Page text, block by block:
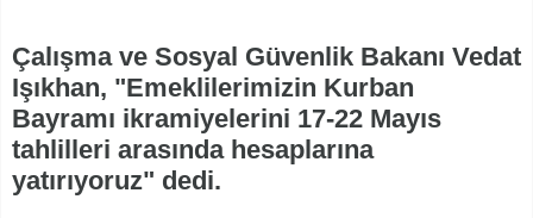
Çalışma ve Sosyal Güvenlik Bakanı Vedat
Işıkhan, "Emeklilerimizin Kurban
Bayramı ikramiyelerini 17-22 Mayıs
tahlilleri arasında hesaplarına
yatırıyoruz" dedi.